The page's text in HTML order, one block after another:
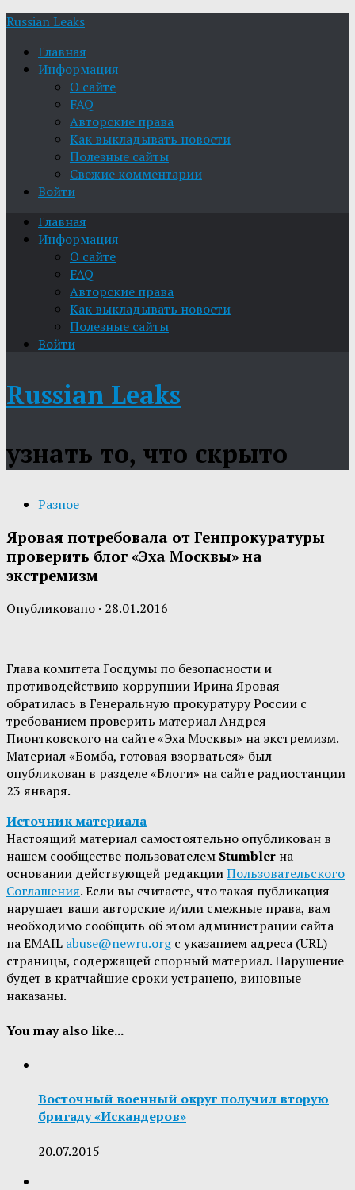
Russian Leaks
Главная
Информация
О сайте
FAQ
Авторские права
Как выкладывать новости
Полезные сайты
Свежие комментарии
Войти
Главная
Информация
О сайте
FAQ
Авторские права
Как выкладывать новости
Полезные сайты
Войти
Russian Leaks
узнать то, что скрыто
Разное
Яровая потребовала от Генпрокуратуры
проверить блог «Эха Москвы» на
экстремизм
Опубликовано · 28.01.2016
Глава комитета Госдумы по безопасности и
противодействию коррупции Ирина Яровая
обратилась в Генеральную прокуратуру России с
требованием проверить материал Андрея
Пионтковского на сайте «Эха Москвы» на экстремизм.
Материал «Бомба, готовая взорваться» был
опубликован в разделе «Блоги» на сайте радиостанции
23 января.
Источник материала
Настоящий материал самостоятельно опубликован в
нашем сообществе пользователем Stumbler на
основании действующей редакцииПользовательского
Соглашения. Если вы считаете, что такая публикация
нарушает ваши авторские и/или смежные права, вам
необходимо сообщить об этом администрации сайта
на EMAIL abuse@newru.orgс указанием адреса (URL)
страницы, содержащей спорный материал. Нарушение
будет в кратчайшие сроки устранено, виновные
наказаны.
You may also like...
Восточный военный округ получил вторую
бригаду «Искандеров»
20.07.2015